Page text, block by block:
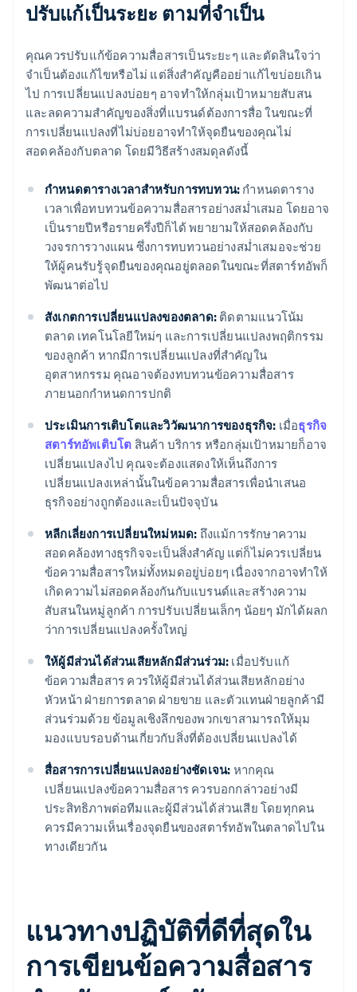
ปรับแก้เป็นระยะ ตามที่จำเป็น
คุณควรปรับแก้ข้อความสื่อสารเป็นระยะๆ และตัดสินใจว่า
จำเป็นต้องแก้ไขหรือไม่ แต่สิ่งสำคัญคืออย่าแก้ไขบ่อยเกิน
ไป การเปลี่ยนแปลงบ่อยๆ อาจทำให้กลุ่มเป้าหมายสับสน
และลดความสำคัญของสิ่งที่แบรนด์ต้องการสื่อ ในขณะที่
การเปลี่ยนแปลงที่ไม่บ่อยอาจทำให้จุดยืนของคุณไม่
สอดคล้องกับตลาด โดยมีวิธีสร้างสมดุลดังนี้
กำหนดตารางเวลาสำหรับการทบทวน: กำหนดตาราง
เวลาเพื่อทบทวนข้อความสื่อสารอย่างสม่ำเสมอ โดยอาจ
เป็นรายปีหรือรายครึ่งปีก็ได้ พยายามให้สอดคล้องกับ
วงจรการวางแผน ซึ่งการทบทวนอย่างสม่ำเสมอจะช่วย
ให้ผู้คนรับรู้จุดยืนของคุณอยู่ตลอดในขณะที่สตาร์ทอัพก็
พัฒนาต่อไป
สังเกตการเปลี่ยนแปลงของตลาด: ติดตามแนวโน้ม
ตลาด เทคโนโลยีใหม่ๆ และการเปลี่ยนแปลงพฤติกรรม
ของลูกค้า หากมีการเปลี่ยนแปลงที่สำคัญใน
อุตสาหกรรม คุณอาจต้องทบทวนข้อความสื่อสาร
ภายนอกกำหนดการปกติ
ประเมินการเติบโตและวิวัฒนาการของธุรกิจ: เมื่อธุรกิจ
สตาร์ทอัพเติบโต สินค้า บริการ หรือกลุ่มเป้าหมายก็อาจ
เปลี่ยนแปลงไป คุณจะต้องแสดงให้เห็นถึงการ
เปลี่ยนแปลงเหล่านั้นในข้อความสื่อสารเพื่อนำเสนอ
ธุรกิจอย่างถูกต้องและเป็นปัจจุบัน
หลีกเลี่ยงการเปลี่ยนใหม่หมด: ถึงแม้การรักษาความ
สอดคล้องทางธุรกิจจะเป็นสิ่งสำคัญ แต่ก็ไม่ควรเปลี่ยน
ข้อความสื่อสารใหม่ทั้งหมดอยู่บ่อยๆ เนื่องจากอาจทำให้
เกิดความไม่สอดคล้องกันกับแบรนด์และสร้างความ
สับสนในหมู่ลูกค้า การปรับเปลี่ยนเล็กๆ น้อยๆ มักได้ผลก
ว่าการเปลี่ยนแปลงครั้งใหญ่
ให้ผู้มีส่วนได้ส่วนเสียหลักมีส่วนร่วม: เมื่อปรับแก้
ข้อความสื่อสาร ควรให้ผู้มีส่วนได้ส่วนเสียหลักอย่าง
หัวหน้า ฝ่ายการตลาด ฝ่ายขาย และตัวแทนฝ่ายลูกค้ามี
ส่วนร่วมด้วย ข้อมูลเชิงลึกของพวกเขาสามารถให้มุม
มองแบบรอบด้านเกี่ยวกับสิ่งที่ต้องเปลี่ยนแปลงได้
สื่อสารการเปลี่ยนแปลงอย่างชัดเจน: หากคุณ
เปลี่ยนแปลงข้อความสื่อสาร ควรบอกกล่าวอย่างมี
ประสิทธิภาพต่อทีมและผู้มีส่วนได้ส่วนเสีย โดยทุกคน
ควรมีความเห็นเรื่องจุดยืนของสตาร์ทอัพในตลาดไปใน
ทางเดียวกัน
แนวทางปฏิบัติที่ดีที่สุดใน
การเขียนข้อความสื่อสาร